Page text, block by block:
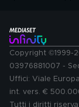
Copyright ©1999-
03976881007 -
Uffici: Viale
int. vers. €
Tutti i diritti